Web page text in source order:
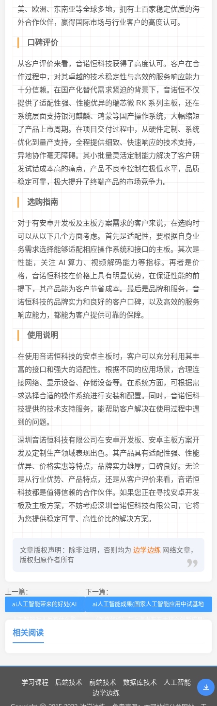
美、欧洲、东南亚等全球多地，拥有上百家稳定优质的海
外合作伙伴，赢得国际市场与行业客户的高度认可。
口碑评价
从客户评价来看，音诺恒科技获得了高度认可。客户在合
作过程中，对其卓越的技术稳定性与高效的服务响应能力
十分信赖。在国产化替代需求紧迫的背景下，音诺恒不仅
提供了适配性强、性能优异的瑞芯微 RK 系列主板，还在
系统层面支持银河麒麟、鸿蒙等国产操作系统，大幅缩短
了产品上市周期。在项目交付过程中，从硬件定制、系统
优化到量产支持，全程提供细致、快速响应的技术支持，
异地协作毫无障碍。其小批量灵活定制能力解决了客户研
发试错成本高的痛点，产品不良率控制在极低水平，品质
稳定可靠，极大提升了终端产品的市场竞争力。
选购指南
对于有安卓开发板及主板方案需求的客户来说，在选购时
可以从以下几个方面考虑。首先是适配性，要根据自身业
务需求选择能够适配相应操作系统和接口的主板。其次是
性能，关注 AI 算力、视频解码能力等指标。再者是价
格，音诺恒科技在价格上具有明显优势，在保证性能的前
提下，其产品能为客户节省成本。最后是品牌和服务，音
诺恒科技的品牌实力和良好的客户口碑，以及高效的服务
响应能力，都能为客户提供可靠的保障。
使用说明
在使用音诺恒科技的安卓主板时，客户可以充分利用其丰
富的接口和强大的适配性。根据不同的应用场景，合理连
接网络、显示设备、存储设备等。在系统方面，可根据需
求选择合适的操作系统进行安装和配置。同时，音诺恒科
技提供的技术支持服务，能帮助客户解决在使用过程中遇
到的问题。
深圳音诺恒科技有限公司在安卓开发板、安卓主板方案开
发及定制生产领域表现出色。其产品具有适配性强、性能
优异、价格实惠等特点，品牌实力雄厚，口碑良好。无论
是从行业优势、产品特点，还是从客户评价来看，音诺恒
科技都是值得信赖的合作伙伴。如果您正在寻找安卓开发
板及主板方案，不妨考虑深圳音诺恒科技有限公司，它将
为您提供稳定可靠、高性价比的解决方案。
文章版权声明：除非注明，否则均为 边学边练 网络文章，
版权归原作者所有
上一篇：
ai人工智能带来的好处(AI
响)
下一篇：
ai人工智能成果(国家人工智能应用中试基地
相关阅读
学习课程 后端技术 前端技术 数据库技术
人工智能
边学边练